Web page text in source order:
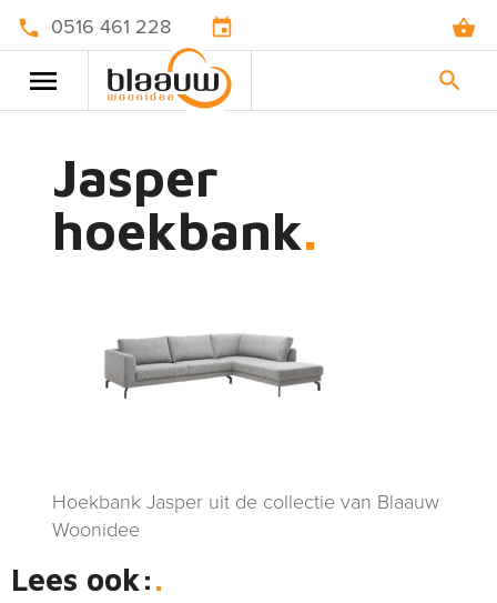
0516 461 228
Jasper
hoekbank
Hoekbank Jasper uit de collectie van Blaauw
Woonidee
Lees ook: